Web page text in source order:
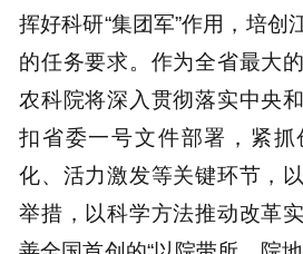
挥好科研“集团军”作用，培创
的任务要求。作为全省最大
农科院将深入贯彻落实中央
扣省委一号文件部署，紧
化、活力激发等关键环节，
举措，以科学方法推动改革